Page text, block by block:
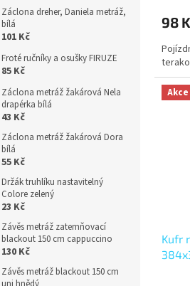
Záclona dreher, Daniela metráž,
bílá
101 Kč
Froté ručníky a osušky FIRUZE
85 Kč
Záclona metráž žakárová Nela
drapérka bílá
43 Kč
Záclona metráž žakárová Dora
bílá
55 Kč
Držák truhlíku nastavitelný
Colore zelený
23 Kč
Závěs metráž zatemňovací
blackout 150 cm cappuccino
130 Kč
Závěs metráž blackout 150 cm
98
Akce
Kufr